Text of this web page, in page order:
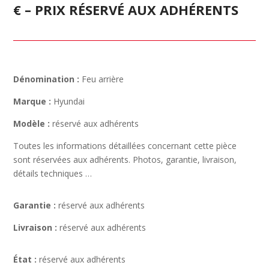
€ – PRIX RÉSERVÉ AUX ADHÉRENTS
Dénomination : Feu arrière
Marque : Hyundai
Modèle : réservé aux adhérents
Toutes les informations détaillées concernant cette pièce
sont réservées aux adhérents. Photos, garantie, livraison,
détails techniques …
Garantie : réservé aux adhérents
Livraison : réservé aux adhérents
État : réservé aux adhérents